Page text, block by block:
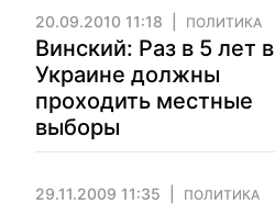
20.09.2010 11:18 ПОЛИТИКА
Винский: Раз в 5 лет в
Украине должны
проходить местные
выборы
29.11.2009 11:35 ПОЛИТИКА